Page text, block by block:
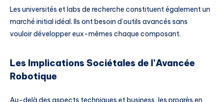
Les universités et labs de recherche constituent également un
marché initial idéal. Ils ont besoin d’outils avancés sans
vouloir développer eux-mêmes chaque composant.
Les Implications Sociétales de l’Avancée
Robotique
Au-delà des aspects techniques et business, les progrès en